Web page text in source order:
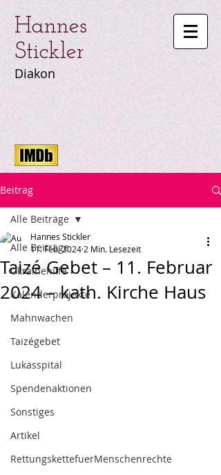
Hannes
Stickler
Diakon
Beitrag
Alle Beiträge
Ukrainehilfe
Kalenderprojekte
Mahnwachen
Taizégebet
Lukasspital
Spendenaktionen
Sonstiges
Artikel
RettungskettefuerMenschenrechte
Alle Beiträge
Taizé Gebet – 11. Februar
2024 – kath. Kirche Haus
Hannes Stickler
11. Feb. 2024 2 Min. Lesezeit